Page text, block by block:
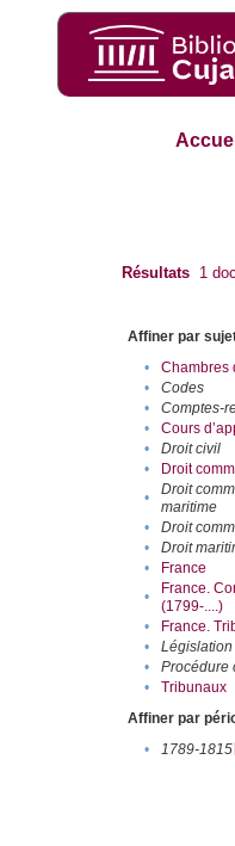
Résultats 1
Affiner par
•
Chambres
•
Codes
•
Comptes-
•
Cours
•
Droit civil
•
Droit
•
Droit
maritime
• Droit
•
Droit
•
France
•
France.
(1799-....)
• France.
•
Législation
•
Procédure
•
Tribunaux
Affiner par
•
1789-1815